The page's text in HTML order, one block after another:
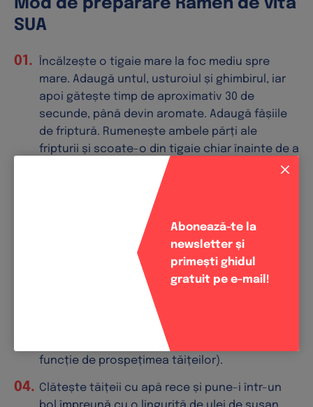
Mod de preparare Ramen de vită
SUA
Încălzește o tigaie mare la foc mediu spre
mare. Adaugă untul, usturoiul și ghimbirul, iar
apoi gătește timp de aproximativ 30 de
secunde, până devin aromate. Adaugă fâșiile
de friptură. Rumenește ambele părți ale
fripturii și scoate-o din tigaie chiar înainte de a
atinge nivelul de gătire dorit (friptura va
continua să se gătească datorită căldurii
În continuare, adaugă uleiul de susan și
sotează ciupercile până se înmoaie timp de
aproximativ 1-2 minute. Condimentează cu
sare și pune deoparte împreună cu vita.
Între timp, pune la fiert o oală mare cu apă.
Adaugă tăițeii ramen și gătește-i până devin al
dente (aproximativ 3 minute în medie, în
funcție de prospețimea tăițeilor).
Clătește tăițeii cu apă rece și pune-i într-un
Abonează-te la
newsletter și
primești ghidul
gratuit pe e-mail!